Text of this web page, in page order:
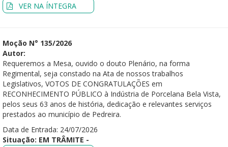
VER NA ÍNTEGRA
Moção N° 135/2026
Autor:
Requeremos a Mesa, ouvido o douto Plenário, na forma
Regimental, seja constado na Ata de nossos trabalhos
Legislativos, VOTOS DE CONGRATULAÇÕES em
RECONHECIMENTO PÚBLICO à Indústria de Porcelana Bela Vista,
pelos seus 63 anos de história, dedicação e relevantes serviços
prestados ao município de Pedreira.
Data de Entrada: 24/07/2026
Situação: EM TRÂMITE -